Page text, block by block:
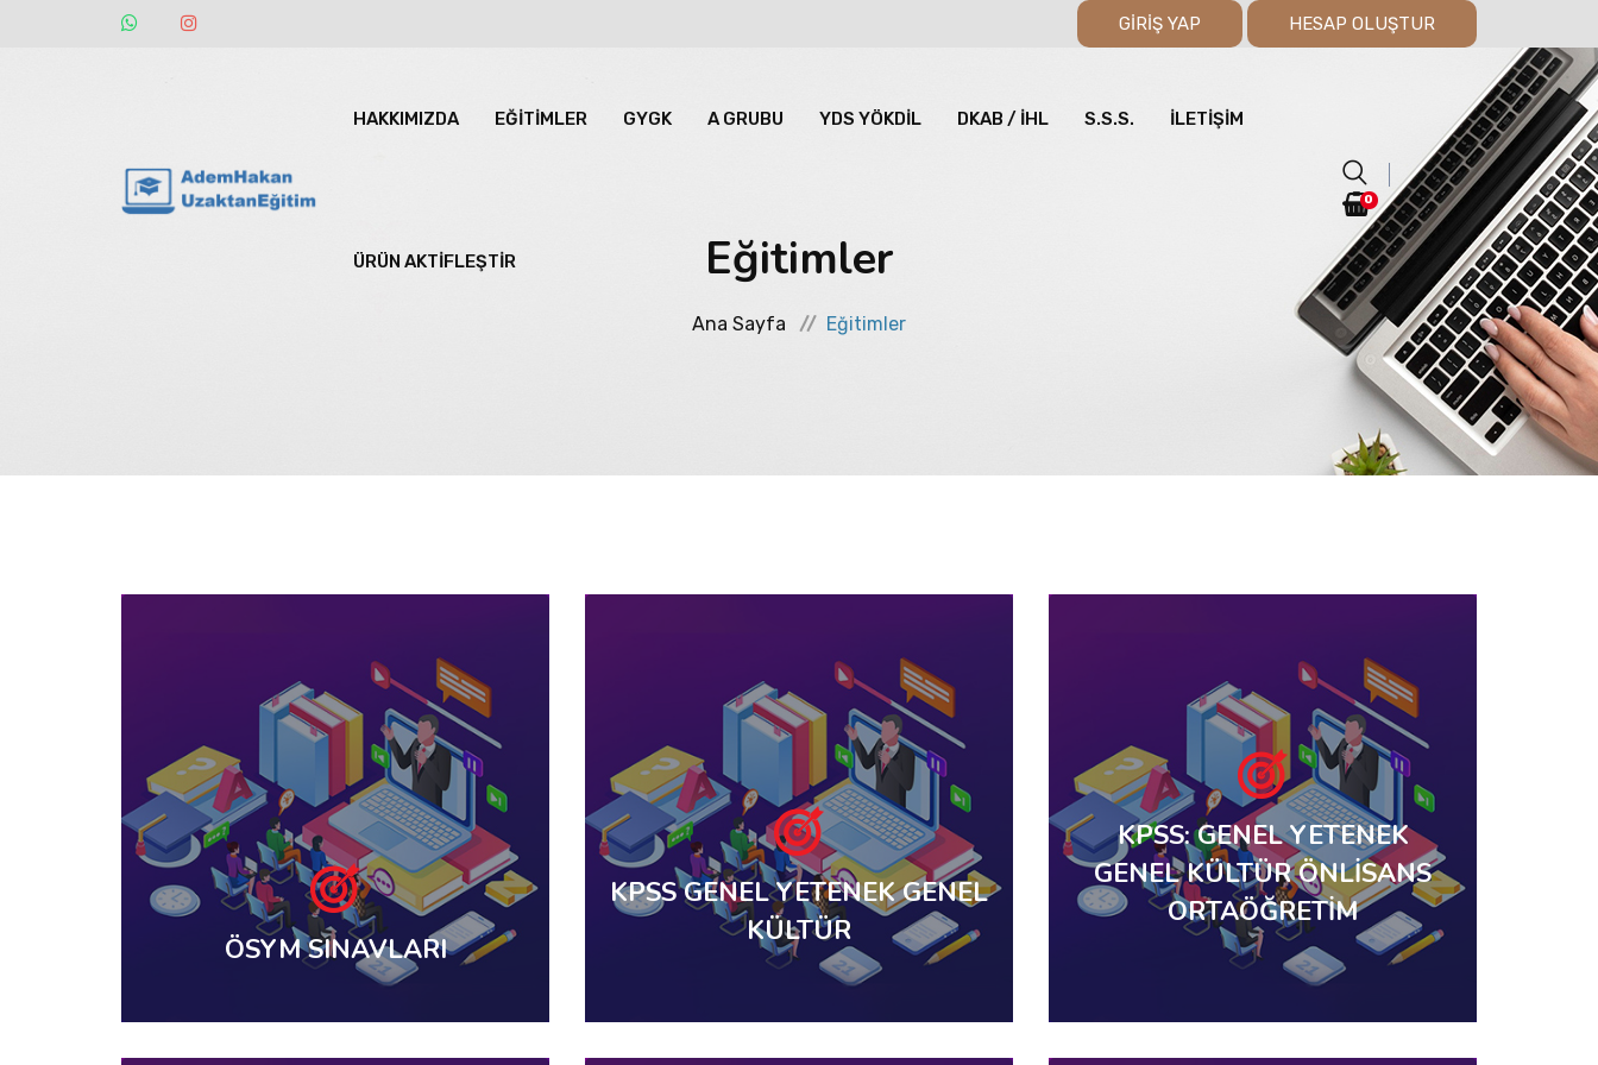
GİRİŞ YAP HESAP OLUŞTUR
HAKKIMIZDA EĞİTİMLER GYGK A GRUBU YDS YÖKDİL DKAB / İHL S.S.S. İLETIŞIM
ÜRÜN AKTİFLEŞTİR
0
Eğitimler
Ana Sayfa Eğitimler
ÖSYM SINAVLARI
KPSS GENEL YETENEK GENEL
KÜLTÜR
KPSS: GENEL YETENEK
GENEL KÜLTÜR ÖNLİSANS
ORTAÖĞRETİM